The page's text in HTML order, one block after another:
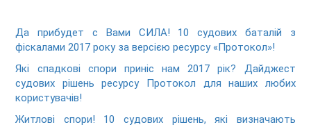
Да прибудет с Вами СИЛА! 10 судових баталій з
фіскалами 2017 року за версією ресурсу «Протокол»!
Які спадкові спори приніс нам 2017 рік? Дайджест
судових рішень ресурсу Протокол для наших любих
користувачів!
Житлові спори! 10 судових рішень, які визначають